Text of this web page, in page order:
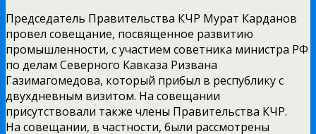
Председатель Правительства КЧР Мурат Карданов
провел совещание, посвященное развитию
промышленности, с участием советника министра РФ
по делам Северного Кавказа Ризвана
Газимагомедова, который прибыл в республику с
двухдневным визитом. На совещании
присутствовали также члены Правительства КЧР.
На совещании, в частности, были рассмотрены